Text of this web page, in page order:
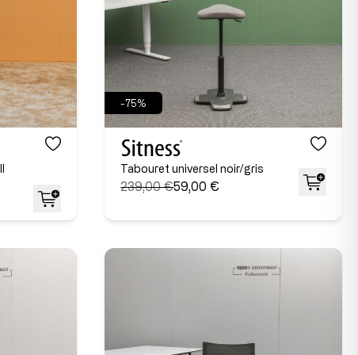
-75%
Tabouret universel noir/gris
239,00 €59,00 €